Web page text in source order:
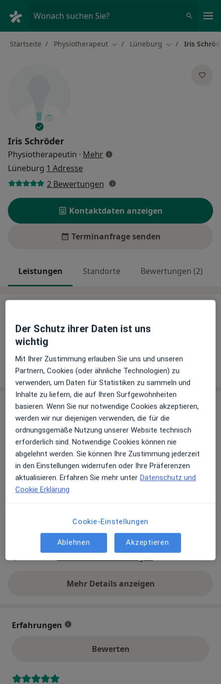
Wonach suchen Sie?
Startseite Physiotherapeut Stadt ändern
Lüneburg Stadt ändern
Iris
Iris Schröder
Physiotherapeutin · Mehrüber Spezialisierungen
Lüneburg 1 Adresse
2 Bewertungen
Kontaktdaten anzeigen
Terminanfrage senden
Leistungen Standorte Bewertungen (2)
Keine Informationen über Leistungen und Kosten
Auf diesem Profil wurden noch keine Informationen
über Leistungen hinzugefügt.
Praxis
Praxis Iris Schröder Physiotherapie
Dahlenburger Landstr. 69 a,21337Lüneburg
Zu Google Maps
öffnet in einer neuen
Telefonnummer
04131 89...Telefonnummer anzeigen
Mehr Details anzeigen
über die Adresse
Erfahrungen
Bewerten
Der Schutz ihrer Daten ist uns
wichtig
Mit Ihrer Zustimmung erlauben Sie uns und unseren
Partnern, Cookies (oder ähnliche Technologien) zu
verwenden, um Daten für Statistiken zu sammeln und
Inhalte zu liefern, die auf Ihren Surfgewohnheiten
basieren. Wenn Sie nur notwendige Cookies akzeptieren,
werden wir nur diejenigen verwenden, die für die
ordnungsgemäße Nutzung unserer Website technisch
erforderlich sind. Notwendige Cookies können nie
abgelehnt werden. Sie können Ihre Zustimmung jederzeit
in den Einstellungen widerrufen oder Ihre Präferenzen
aktualisieren. Erfahren Sie mehr unter Datenschutz und
Cookie Erklärung
Cookie-Einstellungen
Ablehnen Akzeptieren